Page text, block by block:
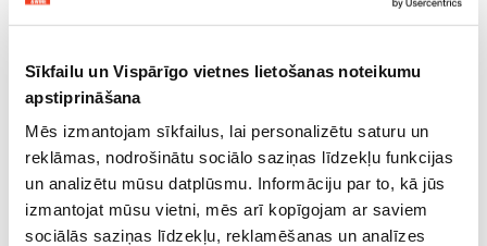
Sīkfailu un Vispārīgo vietnes lietošanas noteikumu
apstiprināšana
Mēs izmantojam sīkfailus, lai personalizētu saturu un
reklāmas, nodrošinātu sociālo saziņas līdzekļu funkcijas
un analizētu mūsu datplūsmu. Informāciju par to, kā jūs
izmantojat mūsu vietni, mēs arī kopīgojam ar saviem
sociālās saziņas līdzekļu, reklamēšanas un analīzes